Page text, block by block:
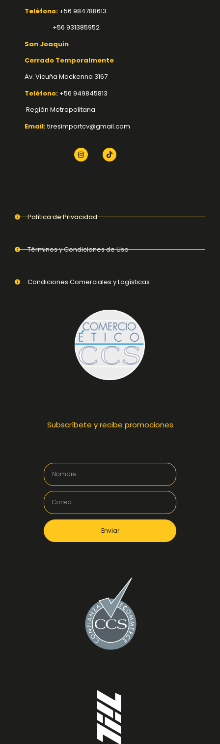
Teléfono: +56 984788613
+56 931385952
San Joaquin
Cerrado Temporalmente
Av. Vicuña Mackenna 3167
Teléfono: +56 949845813
Región Metropolitana
Email:tiresimportcv@gmail.com
Política de Privacidad
Términos y Condiciones de Uso
Condiciones Comerciales y Logísticas
Subscríbete y recibe promociones
Enviar